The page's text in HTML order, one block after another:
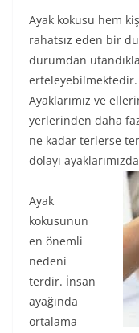
Ayak kokusu hem
rahatsız eden bir
durumdan
erteleyebilmektedir.
Ayaklarımız ve
yerlerinden daha
ne kadar terlerse
dolayı
Ayak
kokusunun
en önemli
nedeni
terdir. İnsan
ayağında
ortalama